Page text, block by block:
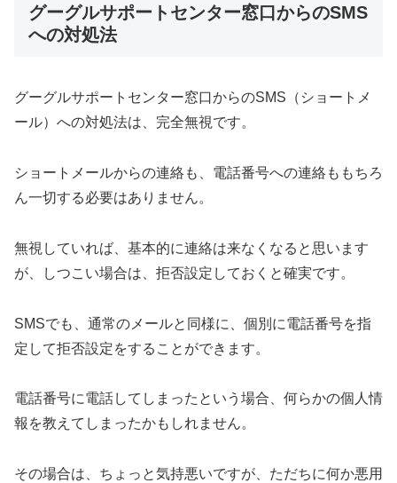
グーグルサポートセンター窓口からのSMS
への対処法
グーグルサポートセンター窓口からのSMS（ショートメ
ール）への対処法は、完全無視です。
ショートメールからの連絡も、電話番号への連絡ももちろ
ん一切する必要はありません。
無視していれば、基本的に連絡は来なくなると思います
が、しつこい場合は、拒否設定しておくと確実です。
SMSでも、通常のメールと同様に、個別に電話番号を指
定して拒否設定をすることができます。
電話番号に電話してしまったという場合、何らかの個人情
報を教えてしまったかもしれません。
その場合は、ちょっと気持悪いですが、ただちに何か悪用